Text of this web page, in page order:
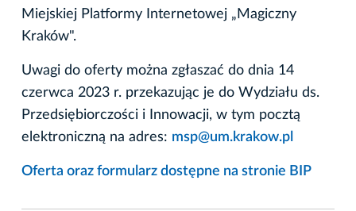
Miejskiej Platformy Internetowej „Magiczny
Kraków".
Uwagi do oferty można zgłaszać do dnia 14
czerwca 2023 r. przekazując je do Wydziału ds.
Przedsiębiorczości i Innowacji, w tym pocztą
elektroniczną na adres: msp@um.krakow.pl
Oferta oraz formularz dostępne na stronie BIP